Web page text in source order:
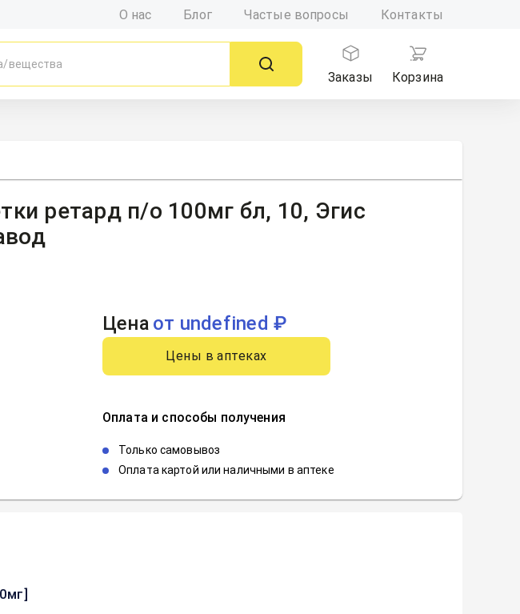
О нас Блог Частые вопросы Контакты
Заказы
Корзина
ретард п/о 100мг бл, 10, Эгис
Цена от undefined ₽
Цены в аптеках
Оплата и способы получения
Только самовывоз
Оплата картой или наличными в аптеке